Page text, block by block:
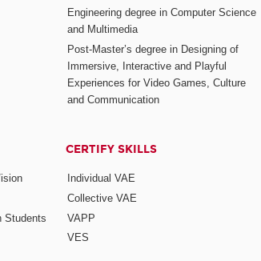
Engineering degree in Computer Science
and Multimedia
Post-Master’s degree in Designing of
Immersive, Interactive and Playful
Experiences for Video Games, Culture
and Communication
Students
CERTIFY SKILLS
Individual VAE
Collective VAE
VAPP
VES